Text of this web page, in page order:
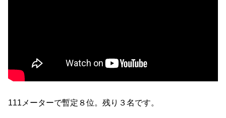
111メーターで暫定８位。残り３名です。